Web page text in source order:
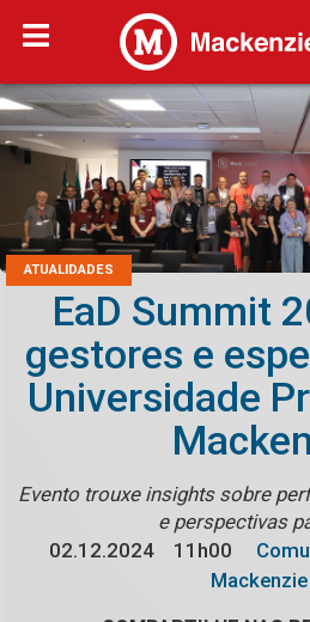
ATUALIDADES
EaD Summit
gestores e
Universidade
Evento trouxe insights sobre
e perspectivas
02.12.2024
11h00
Mackenzie